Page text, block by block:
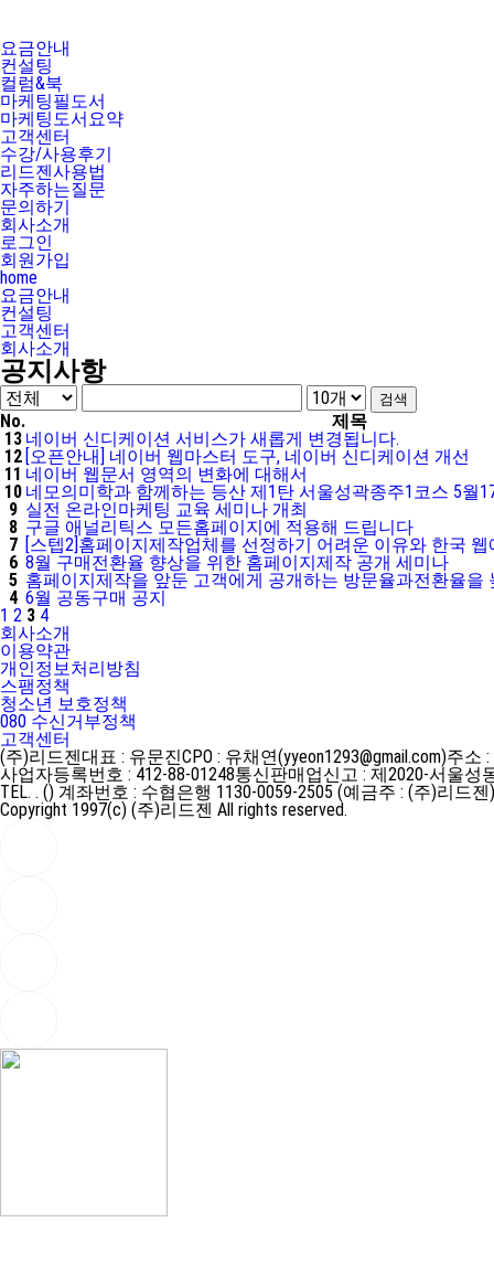
요금안내
컨설팅
컬럼&북
마케팅필도서
마케팅도서요약
고객센터
수강/사용후기
리드젠사용법
자주하는질문
문의하기
회사소개
로그인
회원가입
home
요금안내
컨설팅
고객센터
회사소개
공지사항
No.
제목
13 네이버 신디케이션 서비스가 새롭게 변경됩니다.
12 [오픈안내] 네이버 웹마스터 도구, 네이버 신디케이션 개선
11 네이버 웹문서 영역의 변화에 대해서
10 네모의미학과 함께하는 등산 제1탄 서울성곽종주1코스 5월
9 실전 온라인마케팅 교육 세미나 개최
8 구글 애널리틱스 모든홈페이지에 적용해 드립니다
7 [스텝2]홈페이지제작업체를 선정하기 어려운 이유와 한국
6 8월 구매전환율 향상을 위한 홈페이지제작 공개 세미나
5 홈페이지제작을 앞둔 고객에게 공개하는 방문율과전환율을
4 6월 공동구매 공지
1 2 3 4
회사소개
이용약관
개인정보처리방침
스팸정책
청소년 보호정책
080 수신거부정책
고객센터
(주)리드젠대표 : 유문진CPO : 유채연(yyeon1293@gmail.com)주소
사업자등록번호 : 412-88-01248통신판매업신고 : 제2020-서울성
TEL. . () 계좌번호 : 수협은행 1130-0059-2505 (예금주 : (주)리드젠)
Copyright 1997(c) (주)리드젠 All rights reserved.